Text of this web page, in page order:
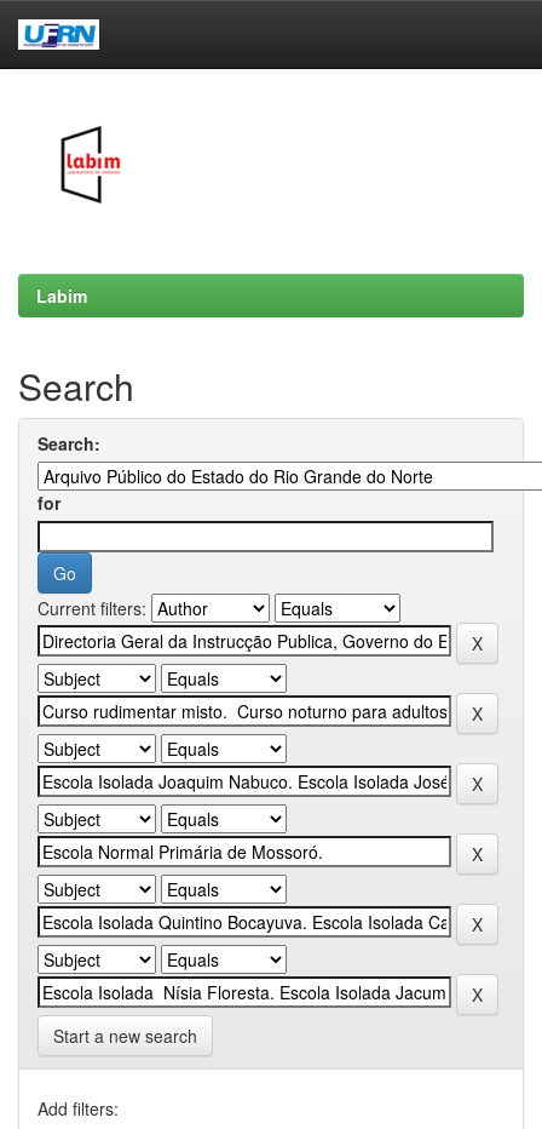
Labim
Search
Search:
for
Current filters:
Start a new search
Add filters: